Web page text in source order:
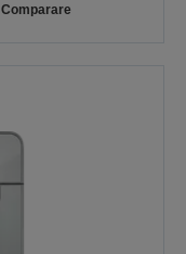
Comparare